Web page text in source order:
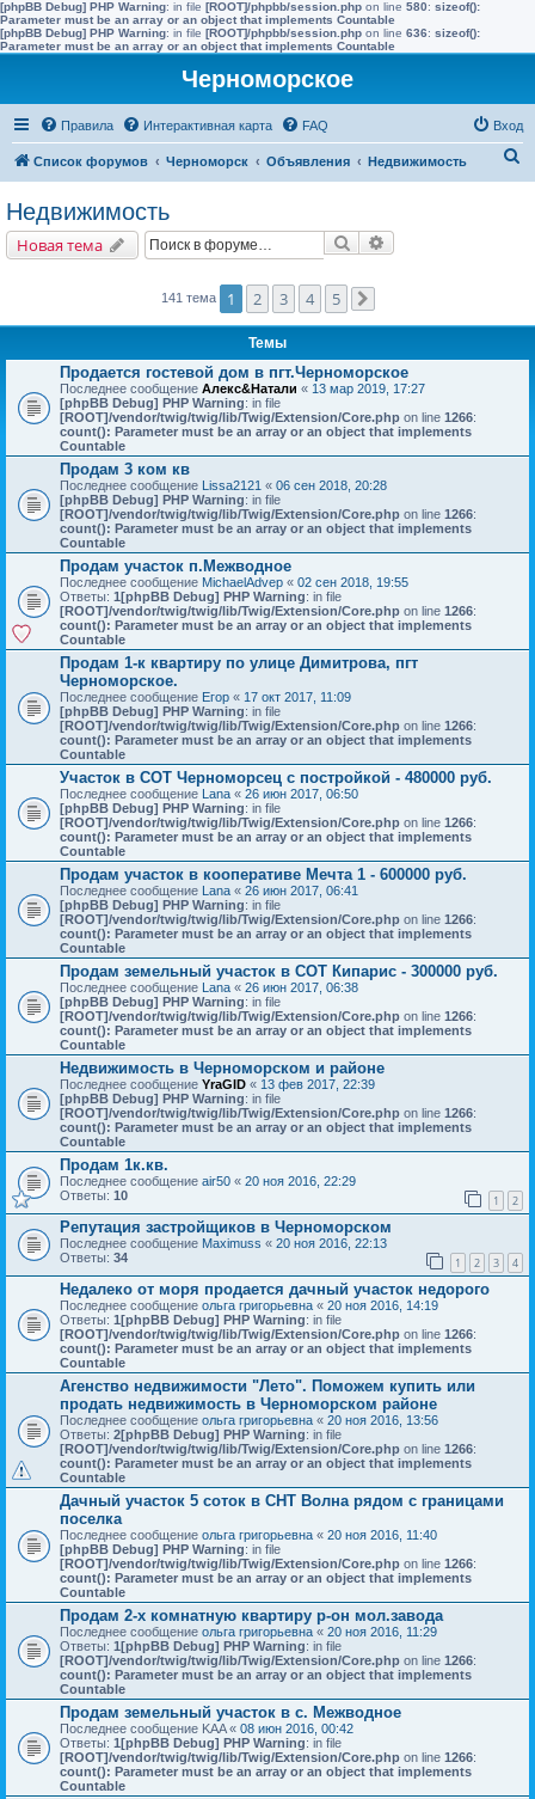
[phpBB Debug] PHP Warning: in file [ROOT]/phpbb/session.php on line 580: sizeof():
Parameter must be an array or an object that implements Countable
[phpBB Debug] PHP Warning: in file [ROOT]/phpbb/session.php on line 636: sizeof():
Parameter must be an array or an object that implements Countable
Черноморское
Правила Интерактивная карта FAQ Вход
Список форумов Черноморск Объявления Недвижимость
Недвижимость
Новая тема Поиск
141 тема 1 2 3 4 5
Темы
Продается гостевой дом в пгт.Черноморское
Последнее сообщение Алекс&Натали « 13 мар 2019, 17:27
[phpBB Debug] PHP Warning: in file
[ROOT]/vendor/twig/twig/lib/Twig/Extension/Core.php on line 1266:
count(): Parameter must be an array or an object that implements
Countable
Продам 3 ком кв
Последнее сообщение Lissa2121 « 06 сен 2018, 20:28
[phpBB Debug] PHP Warning: in file
[ROOT]/vendor/twig/twig/lib/Twig/Extension/Core.php on line 1266:
count(): Parameter must be an array or an object that implements
Countable
Продам участок п.Межводное
Последнее сообщение MichaelAdvep « 02 сен 2018, 19:55
Ответы: 1[phpBB Debug] PHP Warning: in file
[ROOT]/vendor/twig/twig/lib/Twig/Extension/Core.php on line 1266:
count(): Parameter must be an array or an object that implements
Countable
Продам 1-к квартиру по улице Димитрова, пгт
Черноморское.
Последнее сообщение Егор « 17 окт 2017, 11:09
[phpBB Debug] PHP Warning: in file
[ROOT]/vendor/twig/twig/lib/Twig/Extension/Core.php on line 1266:
count(): Parameter must be an array or an object that implements
Countable
Участок в СОТ Черноморсец с постройкой - 480000 руб.
Последнее сообщение Lana « 26 июн 2017, 06:50
[phpBB Debug] PHP Warning: in file
[ROOT]/vendor/twig/twig/lib/Twig/Extension/Core.php on line 1266:
count(): Parameter must be an array or an object that implements
Countable
Продам участок в кооперативе Мечта 1 - 600000 руб.
Последнее сообщение Lana « 26 июн 2017, 06:41
[phpBB Debug] PHP Warning: in file
[ROOT]/vendor/twig/twig/lib/Twig/Extension/Core.php on line 1266:
count(): Parameter must be an array or an object that implements
Countable
Продам земельный участок в СОТ Кипарис - 300000 руб.
Последнее сообщение Lana « 26 июн 2017, 06:38
[phpBB Debug] PHP Warning: in file
[ROOT]/vendor/twig/twig/lib/Twig/Extension/Core.php on line 1266:
count(): Parameter must be an array or an object that implements
Countable
Недвижимость в Черноморском и районе
Последнее сообщение YraGID « 13 фев 2017, 22:39
[phpBB Debug] PHP Warning: in file
[ROOT]/vendor/twig/twig/lib/Twig/Extension/Core.php on line 1266:
count(): Parameter must be an array or an object that implements
Countable
Продам 1к.кв.
Последнее сообщение air50 « 20 ноя 2016, 22:29
Ответы: 10 1 2
Репутация застройщиков в Черноморском
Последнее сообщение Maximuss « 20 ноя 2016, 22:13
Ответы: 34 1 2 3 4
Недалеко от моря продается дачный участок недорого
Последнее сообщение ольга григорьевна « 20 ноя 2016, 14:19
Ответы: 1[phpBB Debug] PHP Warning: in file
[ROOT]/vendor/twig/twig/lib/Twig/Extension/Core.php on line 1266:
count(): Parameter must be an array or an object that implements
Countable
Агенство недвижимости "Лето". Поможем купить или
продать недвижимость в Черноморском районе
Последнее сообщение ольга григорьевна « 20 ноя 2016, 13:56
Ответы: 2[phpBB Debug] PHP Warning: in file
[ROOT]/vendor/twig/twig/lib/Twig/Extension/Core.php on line 1266:
count(): Parameter must be an array or an object that implements
Countable
Дачный участок 5 соток в СНТ Волна рядом с границами
поселка
Последнее сообщение ольга григорьевна « 20 ноя 2016, 11:40
[phpBB Debug] PHP Warning: in file
[ROOT]/vendor/twig/twig/lib/Twig/Extension/Core.php on line 1266:
count(): Parameter must be an array or an object that implements
Countable
Продам 2-х комнатную квартиру р-он мол.завода
Последнее сообщение ольга григорьевна « 20 ноя 2016, 11:29
Ответы: 1[phpBB Debug] PHP Warning: in file
[ROOT]/vendor/twig/twig/lib/Twig/Extension/Core.php on line 1266:
count(): Parameter must be an array or an object that implements
Countable
Продам земельный участок в с. Межводное
Последнее сообщение KAA« 08 июн 2016, 00:42
Ответы: 1[phpBB Debug] PHP Warning: in file
[ROOT]/vendor/twig/twig/lib/Twig/Extension/Core.php on line 1266:
count(): Parameter must be an array or an object that implements
Countable